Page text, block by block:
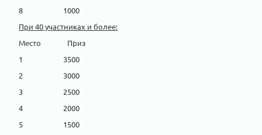
8 1000
При 40 участниках и более:
Место Приз
1 3500
2 3000
3 2500
4 2000
5 1500